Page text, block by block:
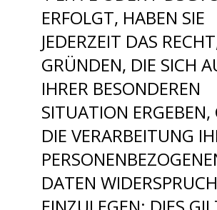
ERFOLGT, HABEN SIE
JEDERZEIT DAS
GRÜNDEN, DIE SICH
IHRER BESONDEREN
SITUATION ERGEBEN,
DIE VERARBEITUNG
DATEN WIDERSPRUCH